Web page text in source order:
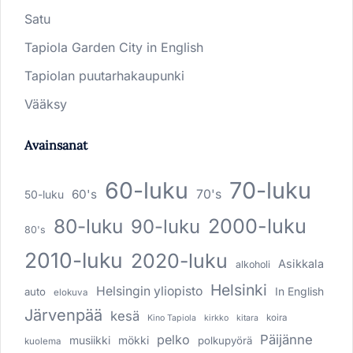
Satu
Tapiola Garden City in English
Tapiolan puutarhakaupunki
Vääksy
Avainsanat
50-luku 60's 60-luku 70's 70-luku
80's 80-luku 90-luku 2000-luku
2010-luku 2020-luku alkoholi Asikkala
auto elokuva Helsingin yliopisto Helsinki In English
Järvenpää kesä Kino Tapiola kirkko kitara koira
kuolema musiikki mökki pelko polkupyörä Päijänne